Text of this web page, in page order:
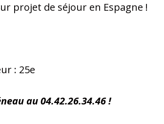
projet de séjour en Espagne !
: 25e
au 04.42.26.34.46 !